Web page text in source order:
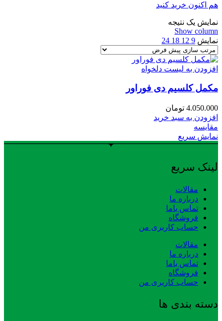
هم اکنون خرید کنید
نمایش یک نتیجه
Show column
نمایش 9
12
18
24
افزودن به لیست دلخواه
مکمل کلسیم دی فوراور
4.050.000 تومان
افزودن به سبد خرید
مقایسه
نمایش سریع
لینک سریع
مقالات
درباره ما
تماس باما
فروشگاه
حساب کاربری من
مقالات
درباره ما
تماس باما
فروشگاه
حساب کاربری من
دسته بندی ها